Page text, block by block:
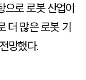
로 로봇 산업이
더 많은 로봇 기
망했다.